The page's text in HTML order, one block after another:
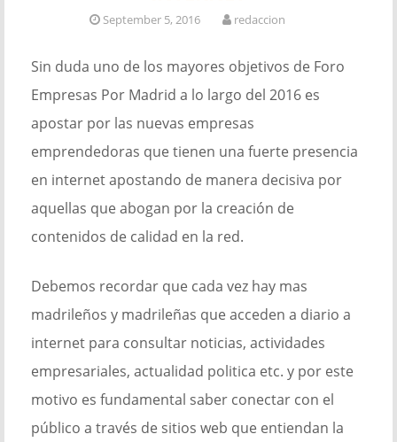
September 5, 2016 redaccion
Sin duda uno de los mayores objetivos de Foro
Empresas Por Madrid a lo largo del 2016 es
apostar por las nuevas empresas
emprendedoras que tienen una fuerte presencia
en internet apostando de manera decisiva por
aquellas que abogan por la creación de
contenidos de calidad en la red.
Debemos recordar que cada vez hay mas
madrileños y madrileñas que acceden a diario a
internet para consultar noticias, actividades
empresariales, actualidad politica etc. y por este
motivo es fundamental saber conectar con el
público a través de sitios web que entiendan la